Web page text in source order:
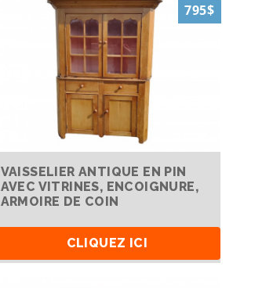
795$
VAISSELIER ANTIQUE EN PIN
AVEC VITRINES, ENCOIGNURE,
ARMOIRE DE COIN
CLIQUEZ ICI